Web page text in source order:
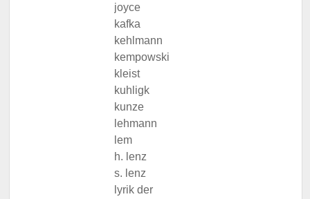
joyce
kafka
kehlmann
kempowski
kleist
kuhligk
kunze
lehmann
lem
h. lenz
s. lenz
lyrik der